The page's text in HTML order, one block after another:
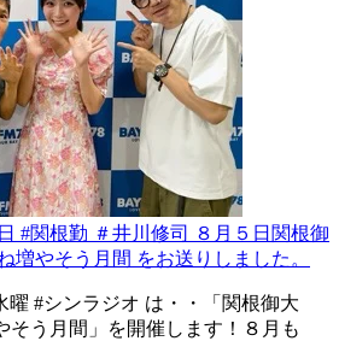
#関根勤 ＃井川修司 ８月５日関根御
増やそう月間 をお送りしました。
曜 #シンラジオ は・・「関根御大
そう月間」を開催します！８月も